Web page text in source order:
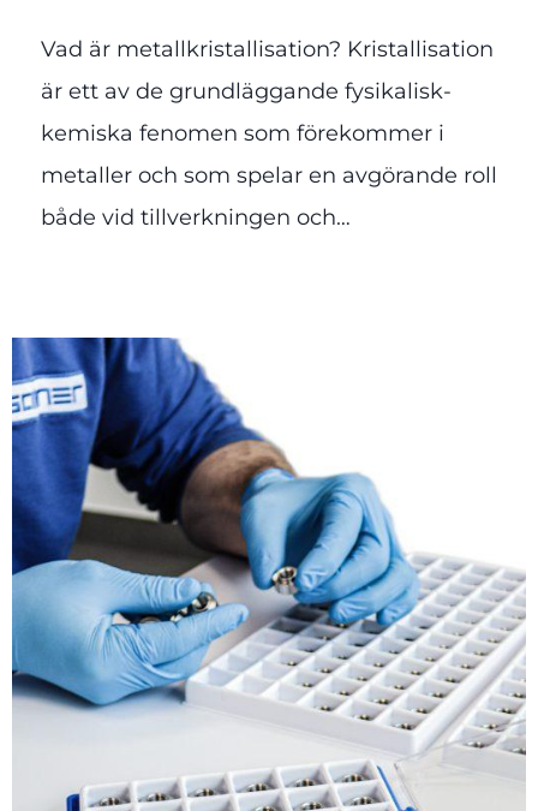
Vad är metallkristallisation? Kristallisation
är ett av de grundläggande fysikalisk-
kemiska fenomen som förekommer i
metaller och som spelar en avgörande roll
både vid tillverkningen och…